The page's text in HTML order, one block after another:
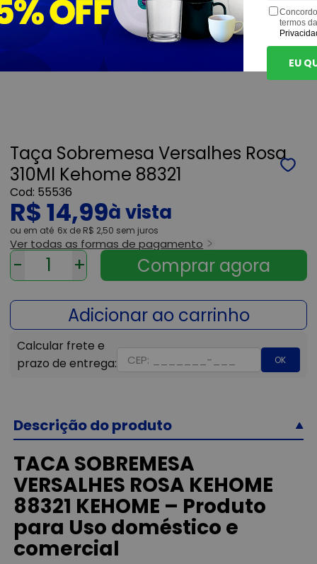
Taça Sobremesa Versalhes Rosa
310Ml Kehome 88321
55536
R$ 14,99
ou 6x de R$ 2,50 sem juros
Ver todas as formas de pagamento
- +
OK
Descrição do produto
TACA SOBREMESA
VERSALHES ROSA KEHOME
88321 KEHOME – Produto
para Uso doméstico e
comercial
termos
EU